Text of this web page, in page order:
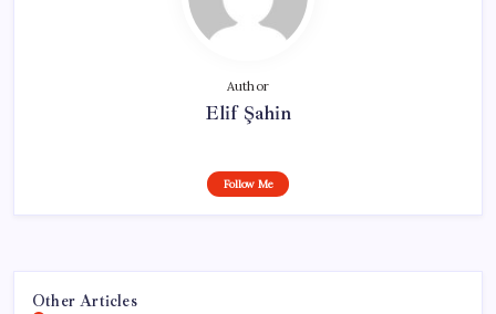
Author
Elif Şahin
Follow Me
Other Articles